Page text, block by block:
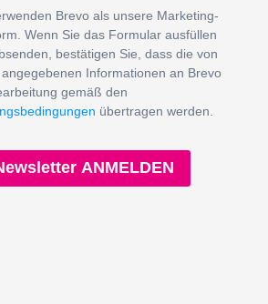
Brevo als unsere Marketing-
Wenn Sie das Formular ausfüllen
bestätigen Sie, dass die von
Informationen an Brevo
gemäß den
übertragen werden.
ANMELDEN